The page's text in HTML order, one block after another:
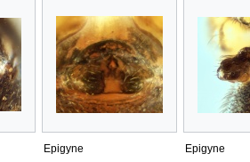
Epigyne Epigyne